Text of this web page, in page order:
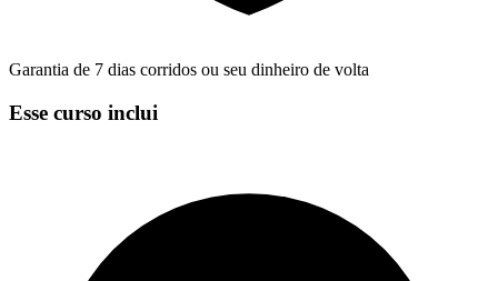
Garantia de 7 dias corridos ou seu dinheiro de volta
Esse curso inclui